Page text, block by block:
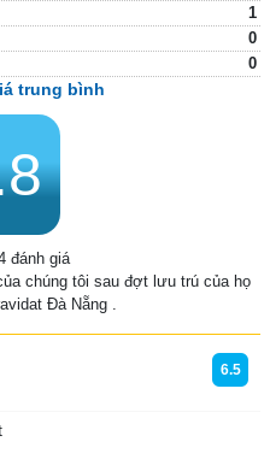
1
0
0
trung bình
đánh giá
chúng tôi sau đợt lưu trú của họ
Đà Nẵng .
6.5